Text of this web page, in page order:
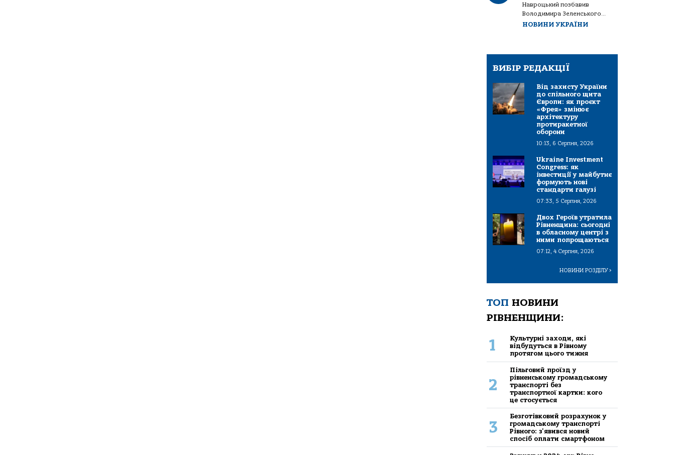
Навроцький позбавив
Володимира Зеленського...
НОВИНИ УКРАЇНИ
ВИБІР РЕДАКЦІЇ
Від захисту України
до спільного щита
Європи: як проєкт
«Фрея» змінює
архітектуру
протиракетної
оборони
10:13, 6 Серпня, 2026
Ukraine Investment
Congress: як
інвестиції у майбутнє
формують нові
стандарти галузі
07:33, 5 Серпня, 2026
Двох Героїв утратила
Рівненщина: сьогодні
в обласному центрі з
ними попрощаються
07:12, 4 Серпня, 2026
НОВИНИ РОЗДІЛУ>
ТОП НОВИНИ
РІВНЕНЩИНИ:
1
Культурні заходи, які
відбудуться в Рівному
протягом цього тижня
2
Пільговий проїзд у
рівненському громадському
транспорті без
транспортної картки: кого
це стосується
3
Безготівковий розрахунок у
громадському транспорті
Рівного: з'явився новий
спосіб оплати смартфоном